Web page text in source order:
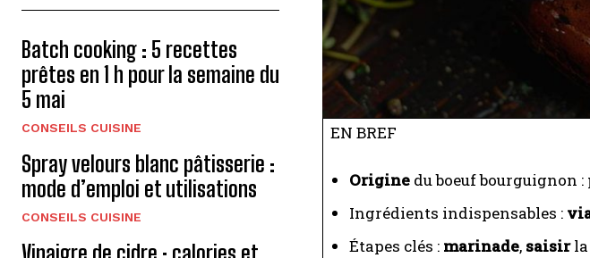
Batch cooking : 5 recettes
prêtes en 1 h pour la semaine du
5 mai
CONSEILS CUISINE
Spray velours blanc pâtisserie :
mode d’emploi et utilisations
CONSEILS CUISINE
EN BREF
Origine du boeuf
Ingrédients indispensables :
Étapes clés : marinade, saisirla